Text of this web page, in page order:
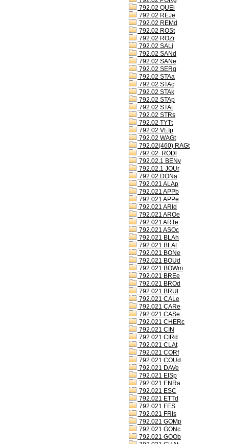
792.02 QUEi
792.02 REJe
792.02 REMd
792.02 ROSt
792.02 ROZr
792.02 SALi
792.02 SANd
792.02 SANe
792.02 SERq
792.02 STAa
792.02 STAc
792.02 STAk
792.02 STAp
792.02 STAt
792.02 STRs
792.02 TYTt
792.02 VEIp
792.02 WAGt
792.02(460) RAGt
792.02. RODl
792.02.1 BENv
792.02.1 JOUr
792.02.DONa
792.021 ALAp
792.021 APPb
792.021 APPe
792.021 ARId
792.021 AROe
792.021 ARTe
792.021 ASOc
792.021 BLAh
792.021 BLAt
792.021 BONe
792.021 BOUd
792.021 BOWm
792.021 BREe
792.021 BROd
792.021 BRUt
792.021 CALe
792.021 CARe
792.021 CASe
792.021 CHERc
792.021 CIN
792.021 CIRd
792.021 CLAt
792.021 CORf
792.021 COUd
792.021 DAVe
792.021 EISp
792.021 ENRa
792.021 ESC
792.021 ETTd
792.021 FES
792.021 FRIs
792.021 GOMp
792.021 GONc
792.021 GOOb